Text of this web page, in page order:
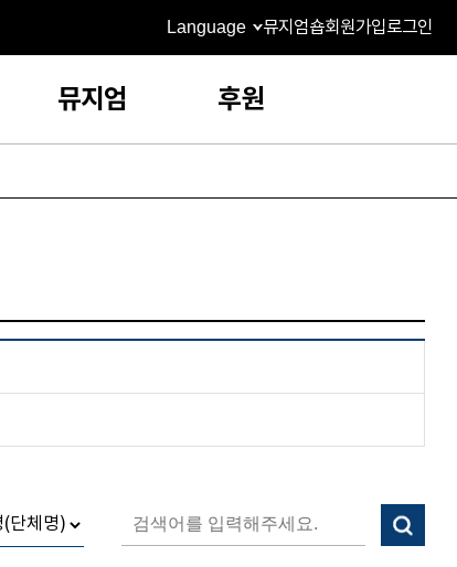
Language 뮤지엄숍회원가입로그인
뮤지엄 후원